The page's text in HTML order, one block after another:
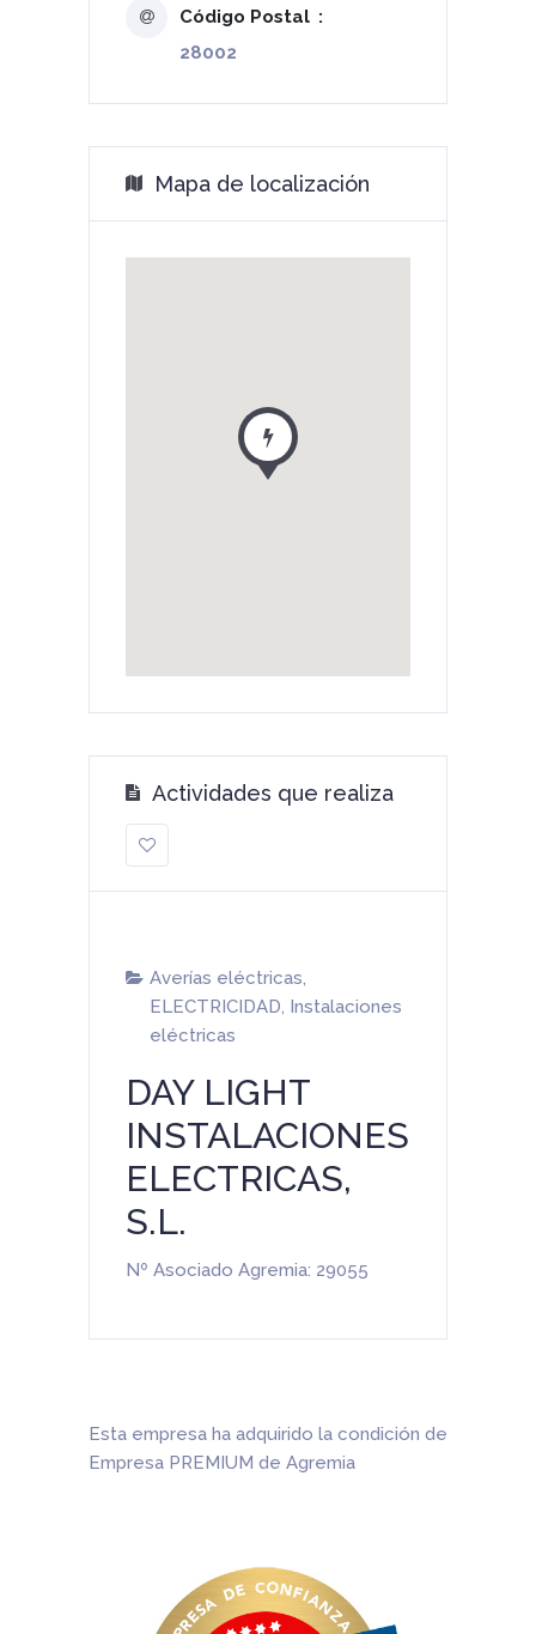
Código Postal
28002
Mapa de localización
Actividades que realiza
Averías eléctricas,
ELECTRICIDAD, Instalaciones
eléctricas
DAY LIGHT
INSTALACIONES
ELECTRICAS,
S.L.
Nº Asociado Agremia: 29055
Esta empresa ha adquirido la condición de
Empresa PREMIUM de Agremia